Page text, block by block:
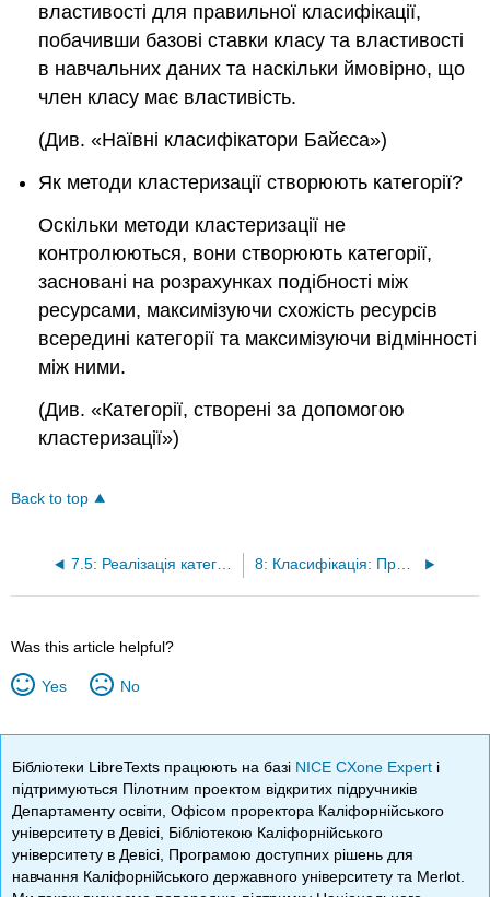
властивості для правильної класифікації,
побачивши базові ставки класу та властивості
в навчальних даних та наскільки ймовірно, що
член класу має властивість.
(Див. «Наївні класифікатори Байєса»)
Як методи кластеризації створюють категорії?
Оскільки методи кластеризації не
контролюються, вони створюють категорії,
засновані на розрахунках подібності між
ресурсами, максимізуючи схожість ресурсів
всередині категорії та максимізуючи відмінності
між ними.
(Див. «Категорії, створені за допомогою
кластеризації»)
Back to top
7.5: Реалізація категорій 8: Класифікація: Призначення ресурсів категоріям
Was this article helpful?
Yes No
Бібліотеки LibreTexts працюють на базі NICE CXone Expert і
підтримуються Пілотним проектом відкритих підручників
Департаменту освіти, Офісом проректора Каліфорнійського
університету в Девісі, Бібліотекою Каліфорнійського
університету в Девісі, Програмою доступних рішень для
навчання Каліфорнійського державного університету та Merlot.